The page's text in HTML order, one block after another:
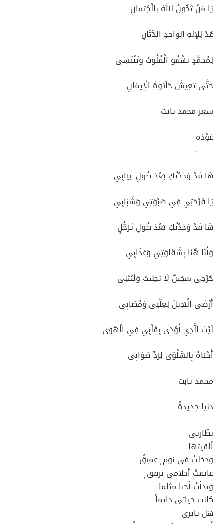
يَا مَنْ تَخُونُ اللهَ بالْكِتمانِ
عُدْ لِلإلهِ الواحدِ الدَّيَّانِ
لِمُحمَّدٍ تهْفُو الْقُلُوبُ وتَنْتَشِي
حتَّى تعِيشَ حَلَاوةَ الْإيمَانِ
شعر محمد ثابت
عَوْدَة
——-
هَا قَدْ وَجَدْتُكِ بَعْدَ طُولِ غِيَابِي
يَا فَرْحَتِي فِي صَبْوَتِي وَشَبَابِي
هَا قَدْ وَجَدْتُكِ بَعْدَ طُولِ تَرَحُّلٍ
وَأَنَا هُنَا بِشَقَاوَتِي وَعَذَابِي
جُرْحِي سَخِينٌ لَا يَطِيبُ وَلَيْتَنِي
أَرْضَى الْبَدِيلَ لِعِلَّتِي وَمُصَابِي
لَيْتَ الَّذِي أَوْدَى بِقَلْبِي فِي الْهَوَى
أَحْيَاهُ بِالسَّلْوَى لِرَدِّ صَوَابِي
محمد ثابت
دنيا جديدةْ
ــــــــــــــــــ
نظّارتى
ألقيتها
ودخلتُ فى نوم ٍ عميقْ
عانقتُ أحلامى برفق ٍ
وبدأتُ أحيا مثلما
كانت حياتى دائماً
هل ياترى